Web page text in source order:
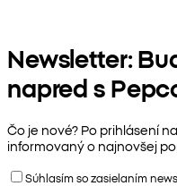
Newsletter:
napred s
Čo je nové? Po prihlásení
informovaný o najnovšej
Súhlasím so zasielaním